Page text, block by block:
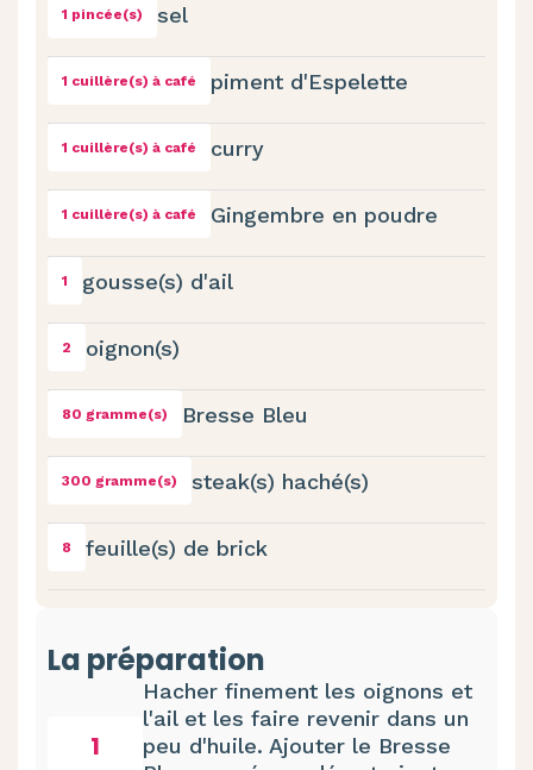
1 pincée(s) sel
1 cuillère(s) à café piment d'Espelette
1 cuillère(s) à café curry
1 cuillère(s) à café Gingembre en poudre
1 gousse(s) d'ail
2 oignon(s)
80 gramme(s) Bresse Bleu
300 gramme(s) steak(s) haché(s)
8 feuille(s) de brick
La préparation
1
Hacher finement les oignons et
l'ail et les faire revenir dans un
peu d'huile. Ajouter le Bresse